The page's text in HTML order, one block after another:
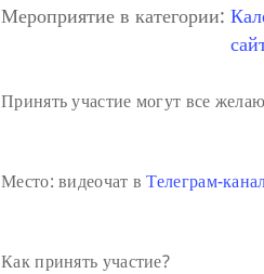
Мероприятие в категории:
Принять участие могут все
Место: видеочат вТелеграм-
Как принять участие?